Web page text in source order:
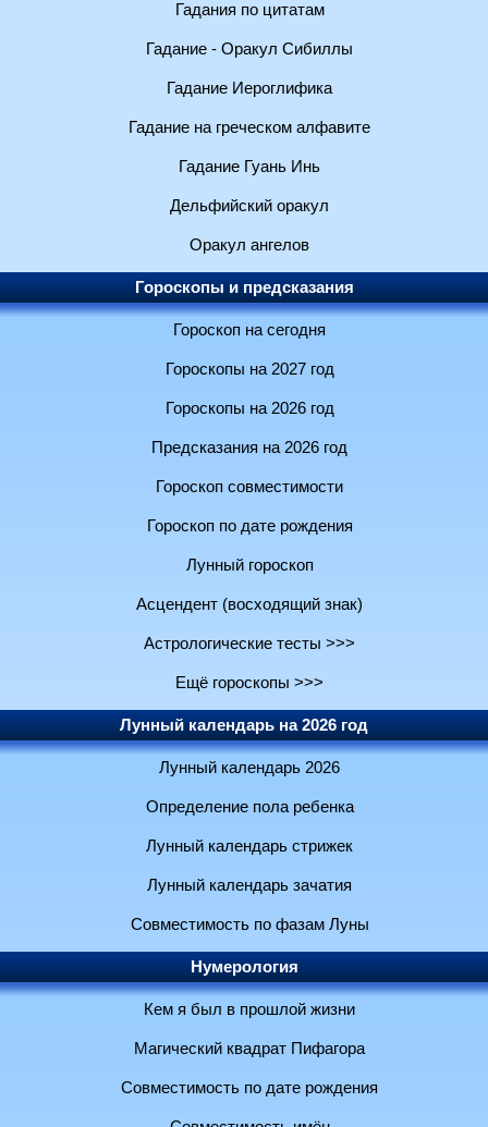
Гадания по цитатам
Гадание - Оракул Сибиллы
Гадание Иероглифика
Гадание на греческом алфавите
Гадание Гуань Инь
Дельфийский оракул
Оракул ангелов
Гороскопы и предсказания
Гороскоп на сегодня
Гороскопы на 2027 год
Гороскопы на 2026 год
Предсказания на 2026 год
Гороскоп совместимости
Гороскоп по дате рождения
Лунный гороскоп
Асцендент (восходящий знак)
Астрологические тесты >>>
Ещё гороскопы >>>
Лунный календарь на 2026 год
Лунный календарь 2026
Определение пола ребенка
Лунный календарь стрижек
Лунный календарь зачатия
Совместимость по фазам Луны
Нумерология
Кем я был в прошлой жизни
Магический квадрат Пифагора
Совместимость по дате рождения